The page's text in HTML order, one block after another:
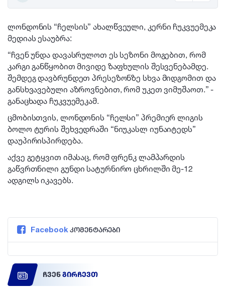
ლონდონის “ჩელსის” ახალწვეული, კერნი ჩუკვუემეკა
მედიას ესაუბრა:
“ჩვენ უნდა დავასრულოთ ეს სეზონი მოგებით, რომ
კარგი განწყობით მივიდე ზაფხულის შესვენებამდე.
შემდეგ დავბრუნდეთ პრესეზონზე სხვა მიდგომით და
განსხვავებული აზროვნებით, რომ უკეთ ვიმუშაოთ.” -
განაცხადა ჩუკვუემეკამ.
ცმობისთვის, ლონდონის “ჩელსი” პრემიერ ლიგის
ბოლო ტურის შეხვედრაში “ნიუკასლ იუნაიტედს”
დაუპირისპირდება.
აქვე გეტყვით იმასაც, რომ ფრენკ ლამპარდის
გაწვრთნილი გუნდი სატურნირო ცხრილში მე-12
ადგილს იკავებს.
Facebook კომენტარები
ჩვენ გირჩევთ